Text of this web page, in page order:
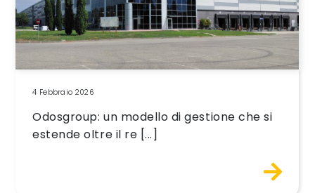
4 Febbraio 2026
Odosgroup: un modello di gestione che si
estende oltre il re [...]